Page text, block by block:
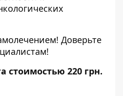
Доверьте
стоимостью 220 грн.